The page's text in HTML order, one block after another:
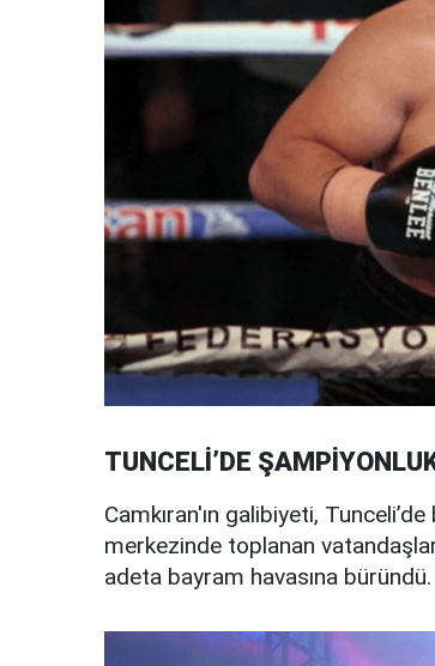
TUNCELİ’DE
Camkıran'ın galibiyeti,
merkezinde toplanan
adeta bayram havasına büründü.